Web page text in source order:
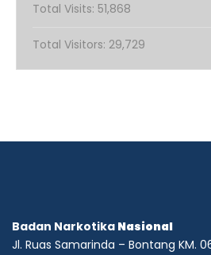
Total Visits: 51,868
Total Visitors: 29,729
Badan Narkotika Nasional
Jl. Ruas Samarinda – Bontang KM.